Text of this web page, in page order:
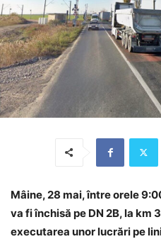
Mâine, 28 mai, între orele
va fi închisă pe DN 2B, la km
executarea unor lucrări pe